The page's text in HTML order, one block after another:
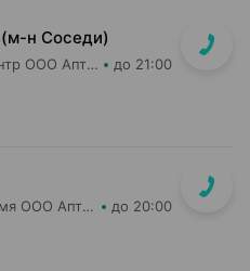
н Соседи)
Добрыя леки Аптека групп Центр ООО Аптека №76 до 21:00
Планета Здоровья Доктор Время ООО Аптека №1 до 20:00